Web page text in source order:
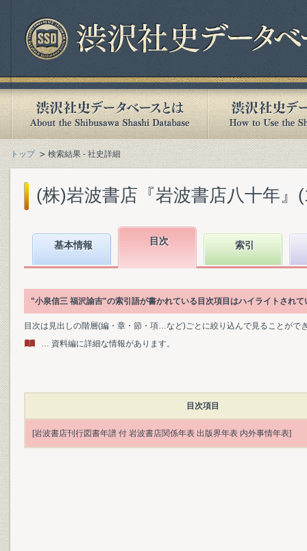
トップ 検索結果 - 社史詳細
(株)岩波書店『岩波書店八十年』
基本情報 目次 索引
"小泉信三 福沢諭吉"の索引語が書かれている目次項目はハイライトされて
目次は見出しの階層(編・章・節・項…など)ごとに絞り込んで見ることがで
… 資料編に詳細な情報があります。
目次項目
[岩波書店刊行図書年譜 付 岩波書店関係年表 出版界年表 内外事情年表]